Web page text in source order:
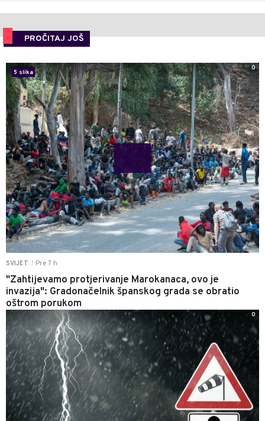
PROČITAJ JOŠ
SVIJET Pre 7 h
"Zahtijevamo protjerivanje Marokanaca, ovo je
invazija": Gradonačelnik španskog grada se obratio
oštrom porukom
5 slika
0
0